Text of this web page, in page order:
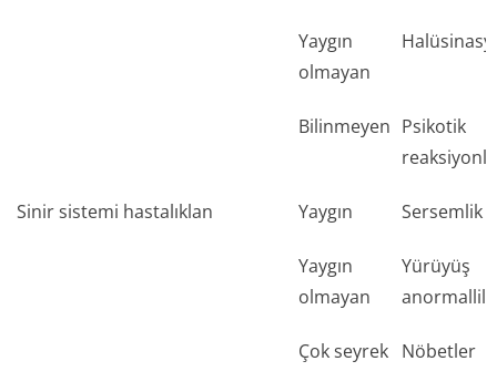
Yaygın
olmayan
Bilinmeyen Psikotik
Sinir sistemi hastalıklan Yaygın Sersemlik
Yaygın
olmayan
Yürüyüş
Çok seyrek Nöbetler